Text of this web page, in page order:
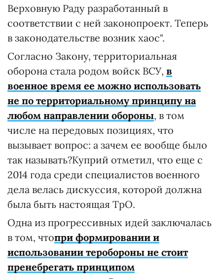
Верховную Раду разработанный в
соответствии с ней законопроект. Теперь
в законодательстве возник хаос".
Согласно Закону, территориальная
оборона стала родом войск ВСУ, в
военное время ее можно использовать
не по территориальному принципу на
любом направлении обороны, в том
числе на передовых позициях, что
вызывает вопрос: а зачем ее вообще было
так называть?Куприй отметил, что еще с
2014 года среди специалистов военного
дела велась дискуссия, которой должна
была быть настоящая ТрО.
Одна из прогрессивных идей заключалась
в том, чтопри формировании и
использовании теробороны не стоит
пренебрегать принципом